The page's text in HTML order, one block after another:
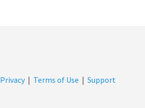
Privacy | Terms of Use | Support